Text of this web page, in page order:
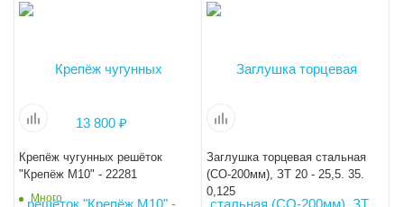
Крепёж чугунных решёток
"Крепёж М10" - 22281
Много
Заглушка торцевая стальная
(СО-200мм), ЗТ 20 - 25,5. 35.
0,125